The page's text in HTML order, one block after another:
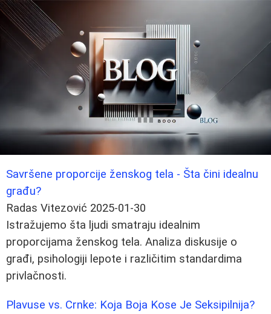
Savršene proporcije ženskog tela - Šta čini idealnu
građu?
Radas Vitezović 2025-01-30
Istražujemo šta ljudi smatraju idealnim
proporcijama ženskog tela. Analiza diskusije o
građi, psihologiji lepote i različitim standardima
privlačnosti.
Plavuse vs. Crnke: Koja Boja Kose Je Seksipilnija?